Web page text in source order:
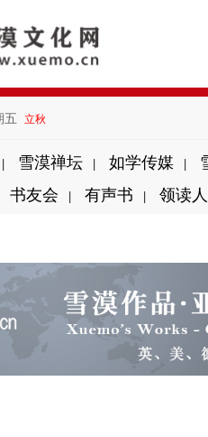
五 立秋
| 雪漠禅坛 | 如学传媒 |
书友会 | 有声书 | 领读